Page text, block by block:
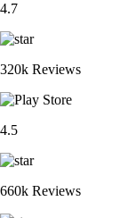
4.7
320k Reviews
4.5
660k Reviews